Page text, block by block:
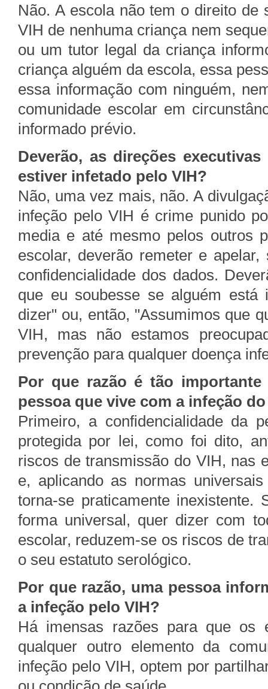
Não. A escola não tem o direito de
VIH de nenhuma criança nem
ou um tutor legal da criança
criança alguém da escola, essa
essa informação com ninguém,
comunidade escolar em
informado prévio.
Deverão, as direções
estiver infetado pelo VIH?
Não, uma vez mais, não. A
infeção pelo VIH é crime punido
media e até mesmo pelos outros
escolar, deverão remeter e
confidencialidade dos dados.
que eu soubesse se alguém
dizer" ou, então, "Assumimos que
VIH, mas não estamos
prevenção para qualquer doença
Por que razão é tão
pessoa que vive com a infeção
Primeiro, a confidencialidade da
protegida por lei, como foi dito,
riscos de transmissão do VIH, nas
e, aplicando as normas
torna-se praticamente inexistente.
forma universal, quer dizer com
escolar, reduzem-se os riscos de
o seu estatuto serológico.
Por que razão, uma pessoa
a infeção pelo VIH?
Há imensas razões para que os
qualquer outro elemento da
infeção pelo VIH, optem por